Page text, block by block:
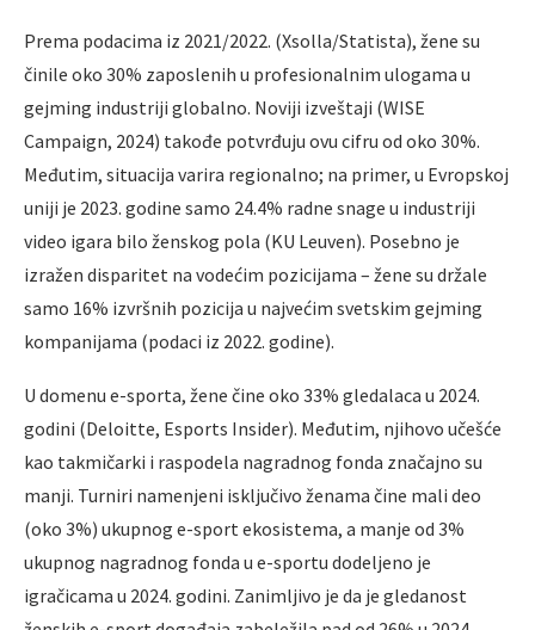
Prema podacima iz 2021/2022. (Xsolla/Statista), žene su
činile oko 30% zaposlenih u profesionalnim ulogama u
gejming industriji globalno. Noviji izveštaji (WISE
Campaign, 2024) takođe potvrđuju ovu cifru od oko 30%.
Međutim, situacija varira regionalno; na primer, u Evropskoj
uniji je 2023. godine samo 24.4% radne snage u industriji
video igara bilo ženskog pola (KU Leuven). Posebno je
izražen disparitet na vodećim pozicijama – žene su držale
samo 16% izvršnih pozicija u najvećim svetskim gejming
kompanijama (podaci iz 2022. godine).
U domenu e-sporta, žene čine oko 33% gledalaca u 2024.
godini (Deloitte, Esports Insider). Međutim, njihovo učešće
kao takmičarki i raspodela nagradnog fonda značajno su
manji. Turniri namenjeni isključivo ženama čine mali deo
(oko 3%) ukupnog e-sport ekosistema, a manje od 3%
ukupnog nagradnog fonda u e-sportu dodeljeno je
igračicama u 2024. godini. Zanimljivo je da je gledanost